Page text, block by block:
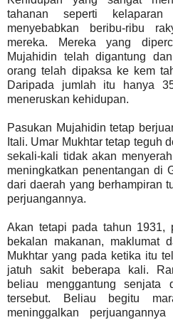
tahanan seperti
menyebabkan beribu-ribu
mereka. Mereka yang
Mujahidin telah digantung
orang telah dipaksa ke kem
Daripada jumlah itu hanya
meneruskan kehidupan.
Pasukan Mujahidin tetap
Itali. Umar Mukhtar tetap teguh
sekali-kali tidak akan
meningkatkan penentangan di
dari daerah yang berhampiran
perjuangannya.
Akan tetapi pada tahun 1931,
bekalan makanan, maklumat
Mukhtar yang pada ketika itu
jatuh sakit beberapa kali.
beliau menggantung senjata
tersebut. Beliau begitu
meninggalkan